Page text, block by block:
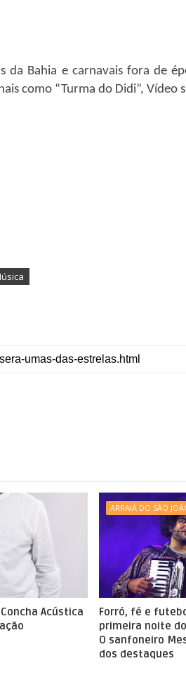
da Bahia e carnavais fora de
como “Turma do Didi”, Vídeo
Acústica
ARRAIÁ DO SÃO
Forró, fé e
primeira noite
O sanfoneiro
dos destaques